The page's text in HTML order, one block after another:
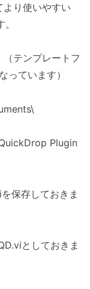
り使いやすい
テンプレートフ
っています）
Plugin
保存しておきま
としておきま